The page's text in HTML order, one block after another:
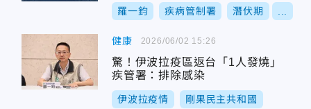
羅一鈞 疾病管制署 潛伏期
健康
驚！伊波拉疫區返台「1人發燒」
疾管署：排除感染
伊波拉疫情 剛果民主共和國
2026/06/02 15:26